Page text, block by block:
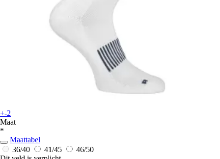
+-2
Maat
*
Maattabel
36/40
41/45
46/50